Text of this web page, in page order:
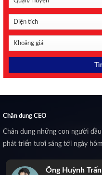
Chân dung CEO
Chân dung những con người
phát triển tươi sáng tới ngày
Ông Huỳnh